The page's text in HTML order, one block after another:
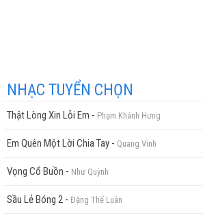
NHẠC TUYỂN CHỌN
Thật Lòng Xin Lỗi Em - Phạm Khánh Hưng
Em Quên Một Lời Chia Tay - Quang Vinh
Vọng Cổ Buồn - Như Quỳnh
Sầu Lẻ Bóng 2 - Đặng Thế Luân